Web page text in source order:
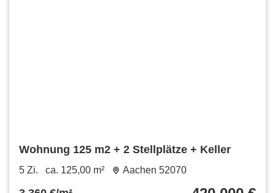
Wohnung 125 m2 + 2 Stellplätze + Keller
5 Zi. ca. 125,00 m² Aachen 52070